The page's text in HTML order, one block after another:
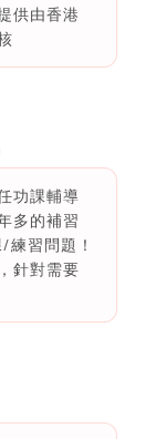
供由香港
功課輔導
多的補習
習問題！
針對需要